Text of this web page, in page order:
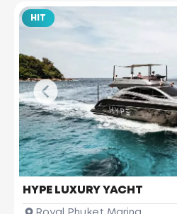
HIT
HYPE LUXURY YACHT